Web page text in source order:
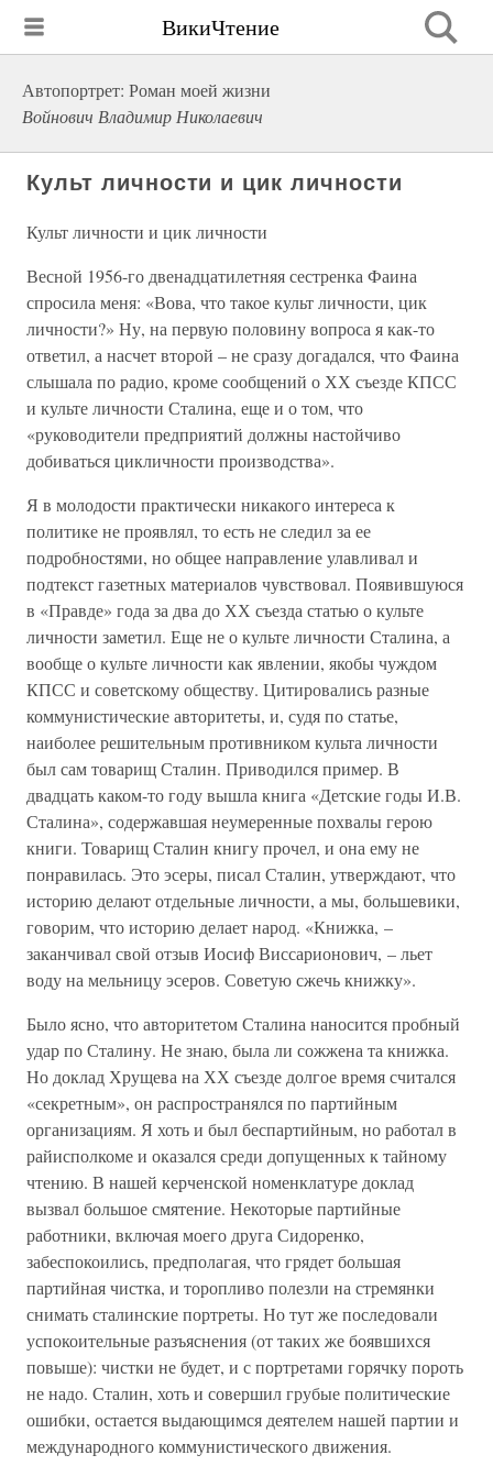
ВикиЧтение
Автопортрет: Роман моей жизни
Войнович Владимир Николаевич
Культ личности и цик личности
Культ личности и цик личности
Весной 1956-го двенадцатилетняя сестренка Фаина
спросила меня: «Вова, что такое культ личности, цик
личности?» Ну, на первую половину вопроса я как-то
ответил, а насчет второй – не сразу догадался, что Фаина
слышала по радио, кроме сообщений о ХХ съезде КПСС
и культе личности Сталина, еще и о том, что
«руководители предприятий должны настойчиво
добиваться цикличности производства».
Я в молодости практически никакого интереса к
политике не проявлял, то есть не следил за ее
подробностями, но общее направление улавливал и
подтекст газетных материалов чувствовал. Появившуюся
в «Правде» года за два до ХХ съезда статью о культе
личности заметил. Еще не о культе личности Сталина, а
вообще о культе личности как явлении, якобы чуждом
КПСС и советскому обществу. Цитировались разные
коммунистические авторитеты, и, судя по статье,
наиболее решительным противником культа личности
был сам товарищ Сталин. Приводился пример. В
двадцать каком-то году вышла книга «Детские годы И.В.
Сталина», содержавшая неумеренные похвалы герою
книги. Товарищ Сталин книгу прочел, и она ему не
понравилась. Это эсеры, писал Сталин, утверждают, что
историю делают отдельные личности, а мы, большевики,
говорим, что историю делает народ. «Книжка, –
заканчивал свой отзыв Иосиф Виссарионович, – льет
воду на мельницу эсеров. Советую сжечь книжку».
Было ясно, что авторитетом Сталина наносится пробный
удар по Сталину. Не знаю, была ли сожжена та книжка.
Но доклад Хрущева на ХХ съезде долгое время считался
«секретным», он распространялся по партийным
организациям. Я хоть и был беспартийным, но работал в
райисполкоме и оказался среди допущенных к тайному
чтению. В нашей керченской номенклатуре доклад
вызвал большое смятение. Некоторые партийные
работники, включая моего друга Сидоренко,
забеспокоились, предполагая, что грядет большая
партийная чистка, и торопливо полезли на стремянки
снимать сталинские портреты. Но тут же последовали
успокоительные разъяснения (от таких же боявшихся
повыше): чистки не будет, и с портретами горячку пороть
не надо. Сталин, хоть и совершил грубые политические
ошибки, остается выдающимся деятелем нашей партии и
международного коммунистического движения.